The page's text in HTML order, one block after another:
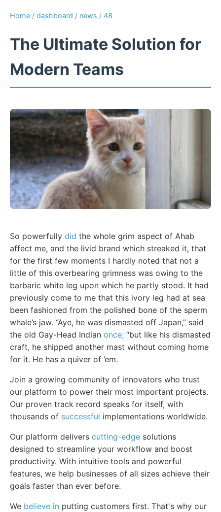
Home / dashboard / news / 48
The Ultimate Solution for
Modern Teams
So powerfully did the whole grim aspect of Ahab
affect me, and the livid brand which streaked it, that
for the first few moments I hardly noted that not a
little of this overbearing grimness was owing to the
barbaric white leg upon which he partly stood. It had
previously come to me that this ivory leg had at sea
been fashioned from the polished bone of the sperm
whale’s jaw. “Aye, he was dismasted off Japan,” said
the old Gay-Head Indian once; “but like his dismasted
craft, he shipped another mast without coming home
for it. He has a quiver of ’em.
Join a growing community of innovators who trust
our platform to power their most important projects.
Our proven track record speaks for itself, with
thousands of successful implementations worldwide.
Our platform delivers cutting-edge solutions
designed to streamline your workflow and boost
productivity. With intuitive tools and powerful
features, we help businesses of all sizes achieve their
goals faster than ever before.
We believe in putting customers first. That's why our